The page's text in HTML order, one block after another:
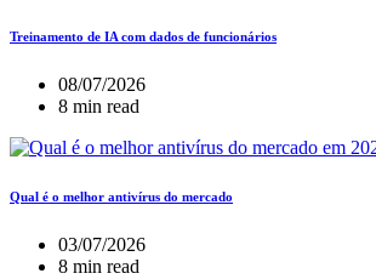
Treinamento de IA com dados de funcionários
08/07/2026
8 min read
Qual é o melhor antivírus do mercado
03/07/2026
8 min read